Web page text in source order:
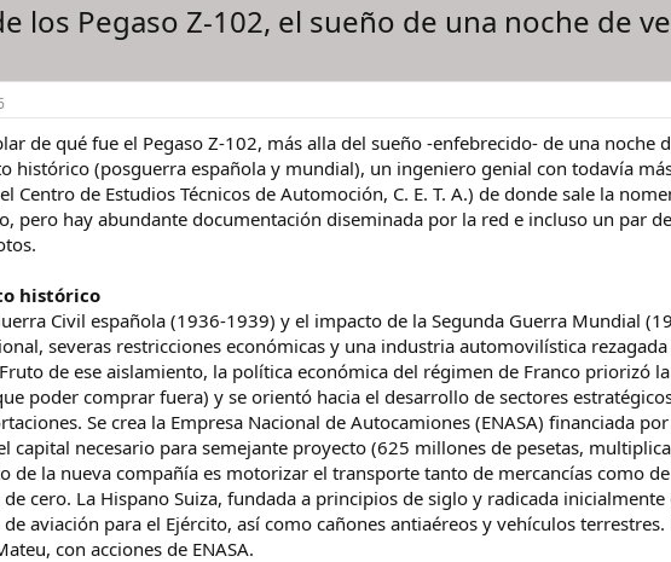
los Pegaso Z-102, el sueño de una noche de
de qué fue el Pegaso Z-102, más alla del sueño -enfebrecido- de una
histórico (posguerra española y mundial), un ingeniero genial con todavía
Centro de Estudios Técnicos de Automoción, C. E. T. A.) de donde sale la
pero hay abundante documentación diseminada por la red e incluso un par
histórico
Civil española (1936-1939) y el impacto de la Segunda Guerra Mundial
severas restricciones económicas y una industria automovilística
de ese aislamiento, la política económica del régimen de Franco priorizó
poder comprar fuera) y se orientó hacia el desarrollo de sectores
Se crea la Empresa Nacional de Autocamiones (ENASA) financiada
capital necesario para semejante proyecto (625 millones de pesetas,
de la nueva compañía es motorizar el transporte tanto de mercancías como
cero. La Hispano Suiza, fundada a principios de siglo y radicada
aviación para el Ejército, así como cañones antiaéreos y vehículos
con acciones de ENASA.